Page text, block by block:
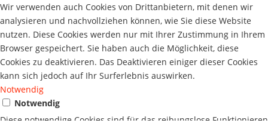
Wir verwenden auch Cookies von Drittanbietern, mit denen wir
analysieren und nachvollziehen können, wie Sie diese Website
nutzen. Diese Cookies werden nur mit Ihrer Zustimmung in Ihrem
Browser gespeichert. Sie haben auch die Möglichkeit, diese
Cookies zu deaktivieren. Das Deaktivieren einiger dieser Cookies
kann sich jedoch auf Ihr Surferlebnis auswirken.
Notwendig
Notwendig
Diese notwendige Cookies sind für das reibungslose Funktionieren